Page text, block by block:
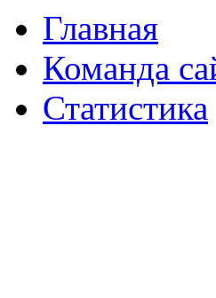
Главная
Команда
Статистика